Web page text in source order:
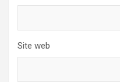
Site web